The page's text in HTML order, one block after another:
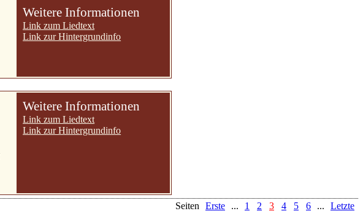
Weitere Informationen
Link zum Liedtext
Link zur Hintergrundinfo
Weitere Informationen
Link zum Liedtext
Link zur Hintergrundinfo
Seiten Erste ... 1 2 3 4 5 6 ... Letzte